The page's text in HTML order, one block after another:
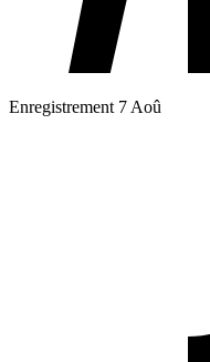
Enregistrement 7 Aoû